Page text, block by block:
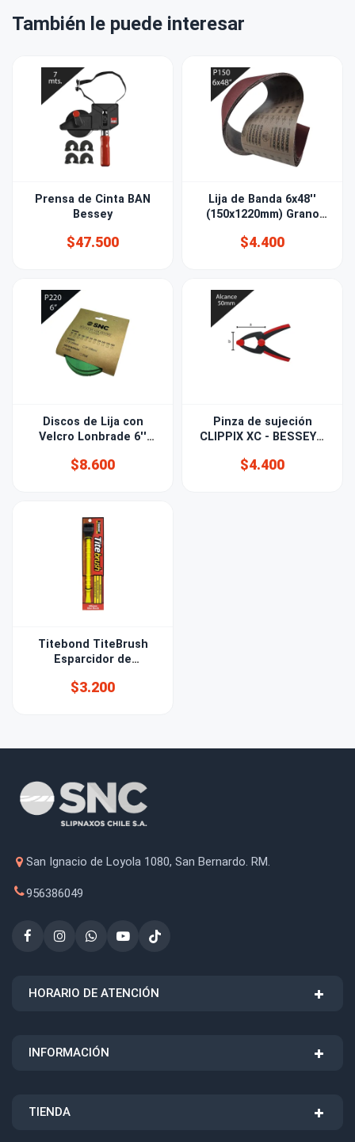
También le puede interesar
Prensa de Cinta BAN
Bessey
$47.500
Lija de Banda 6x48''
(150x1220mm) Grano
$4.400
Discos de Lija con
Velcro Lonbrade 6''
$8.600
Pinza de sujeción
CLIPPIX XC - BESSEY®
$4.400
Titebond TiteBrush
Esparcidor de
$3.200
San Ignacio de Loyola 1080, San Bernardo. RM.
956386049
HORARIO DE ATENCIÓN
INFORMACIÓN
TIENDA